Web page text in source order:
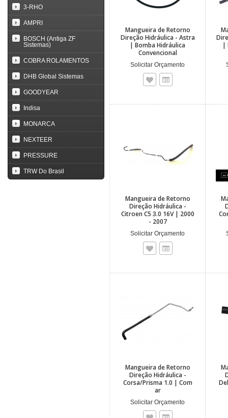
3-RHO
AMPRI
BOSCH (Antiga ZF
Sistemas)
COBRA ROLAMENTOS
DHB Global Sistemas
GOODYEAR
Indisa
MONARCA
NEXTEER
PRESSURE
TRW Do Brasil
Mangueira de Retorno
Direção Hidráulica - Astra
| Bomba Hidráulica
Convencional
Solicitar Orçamento
|
Mangueira de Retorno
Direção Hidráulica -
Citroen C5 3.0 16V | 2000
- 2007
Solicitar Orçamento
Mangueira de Retorno
Direção Hidráulica -
Corsa/Prisma 1.0 | Com
ar
Solicitar Orçamento